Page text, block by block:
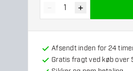
Reducér antal
- Øg antal
+
Afsendt inden for 24
Gratis fragt ved køb over